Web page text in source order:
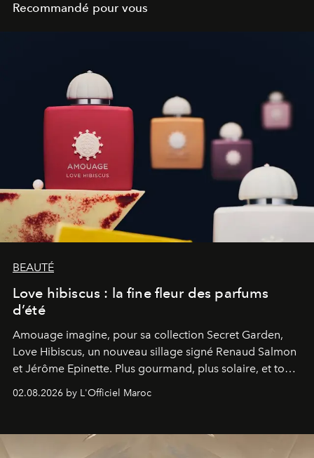
Recommandé pour vous
BEAUTÉ
Love hibiscus : la fine fleur des parfums
d’été
Amouage imagine, pour sa collection Secret Garden,
Love Hibiscus, un nouveau sillage signé Renaud Salmon
et Jérôme Epinette. Plus gourmand, plus solaire, et tout
à fait irrésistible.
02.08.2026 by L'Officiel Maroc